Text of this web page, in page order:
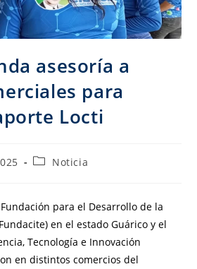
asesoría a
para
Locti
Noticia
para el Desarrollo de la
en el estado Guárico y el
Tecnología e Innovación
en distintos comercios del